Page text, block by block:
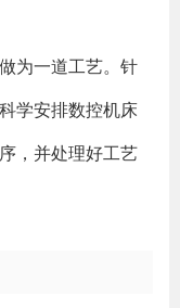
为一道工艺。针
学安排数控机床
，并处理好工艺